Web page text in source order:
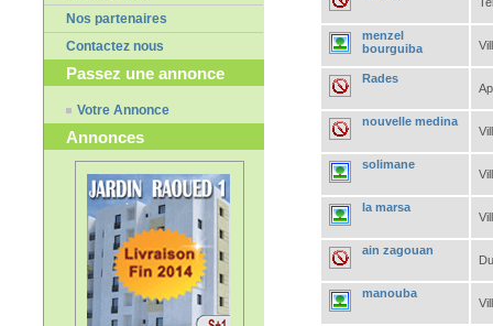
Nos partenaires
Contactez nous
Passez une annonce
Votre Annonce
Annonces
menzel
bourguiba
Rades
nouvelle medina
solimane
la marsa
ain zagouan
manouba